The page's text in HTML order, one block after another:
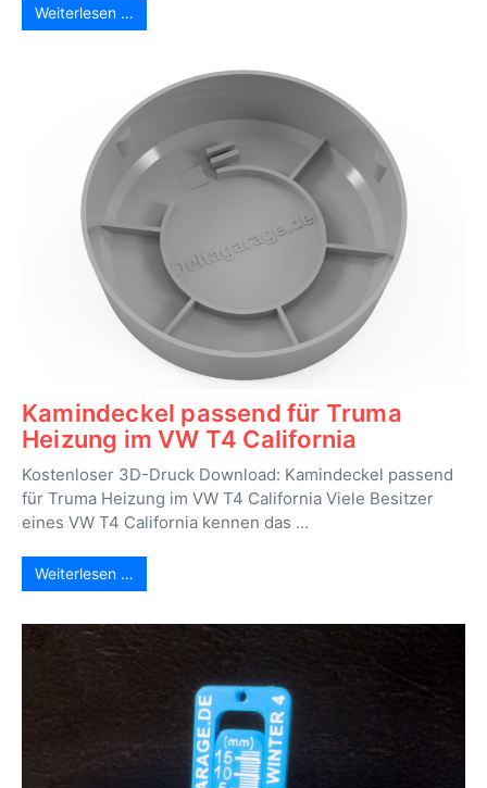
Weiterlesen …
Kamindeckel passend für Truma
Heizung im VW T4 California
Kostenloser 3D-Druck Download: Kamindeckel passend
für Truma Heizung im VW T4 California Viele Besitzer
eines VW T4 California kennen das ...
Weiterlesen …